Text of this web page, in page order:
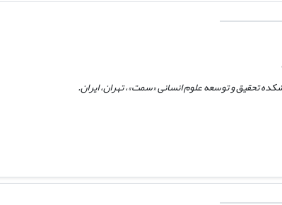
تحقیق و توسعه علوم انسانی «سمت»، تهران، ایران.